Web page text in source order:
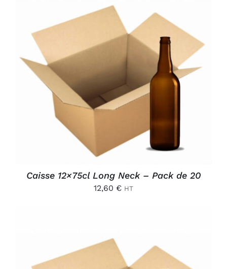
AJOUTER AU PANIER
DÉTAILS
Caisse 12×75cl Long Neck – Pack de 20
12,60 € HT